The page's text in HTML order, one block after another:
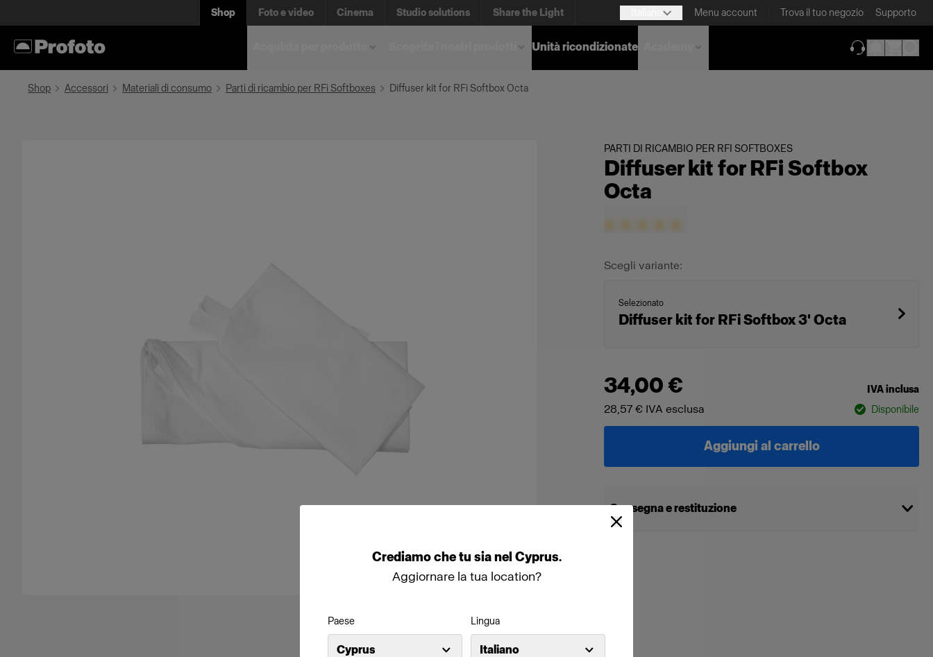
Crediamochetu sianel Cyprus.
Aggiornare la tua location?
Paese
Cyprus
Lingua
Italiano
Shop Foto e video Cinema Studio solutions Share the Light Menu account Trova il tuo negozio Supporto
Unità ricondizionate
Shop Accessori Materiali di consumo Parti di ricambio per RFi Softboxes Diffuser kit for RFi Softbox Octa
PARTI DI RICAMBIO PER RFI SOFTBOXES
Diffuser kit for RFi Softbox
Octa
Scegli variante:
Selezionato
Diffuser kit for RFi Softbox 3' Octa
34,00 € IVA inclusa
28,57 € IVA esclusa Disponibile
Aggiungi al carrello
Consegna e restituzione